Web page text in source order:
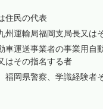
民の代表
運輸局福岡支局長又は
運送事業者の事業用自
はその指名する者
岡県警察、学識経験者